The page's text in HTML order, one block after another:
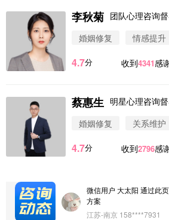
李秋菊 团队心理咨询
婚姻修复
情感提升
4.7分 收到4341感
蔡惠生 明星心理咨询
婚姻修复
关系维护
4.7分 收到2796感
微信用户 圆圈 通过此页
案
微信用户 Vnno 通过此页
微信用户 大太阳 通过此
方案
江苏-南京 158****7931